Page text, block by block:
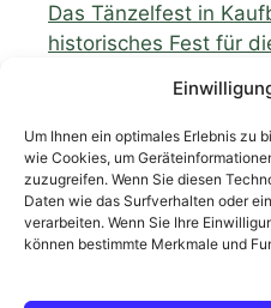
Um Ihnen ein optimales Erlebnis zu
wie Cookies, um
zuzugreifen. Wenn Sie diesen
Daten wie das Surfverhalten oder
verarbeiten. Wenn Sie Ihre
können bestimmte Merkmale und
Das Tänzelfest in
historisches Fest für
Wildkräuter und
Spezialitäten aus dem
Neueste